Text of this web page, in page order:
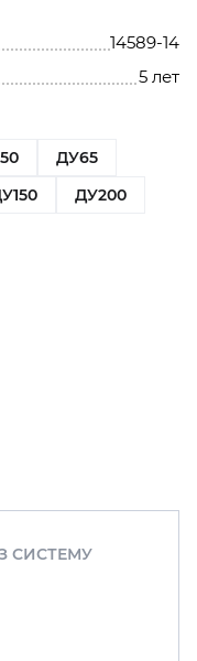
14589-14
5 лет
ДУ65
ДУ200
СИСТЕМУ